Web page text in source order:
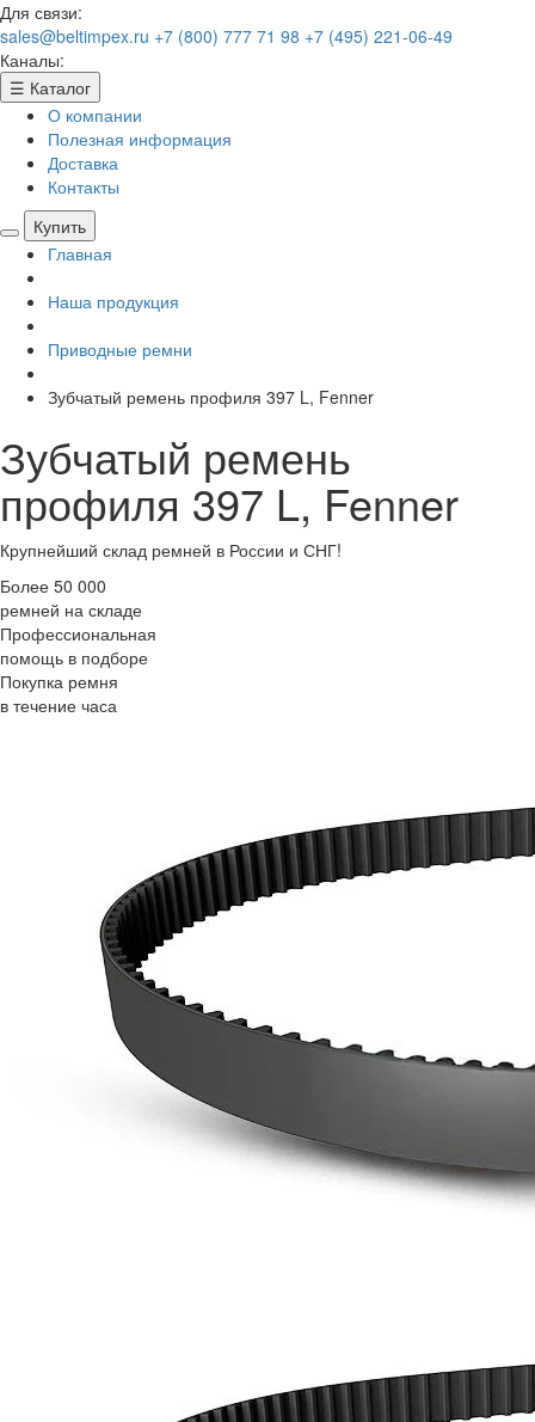
Для связи:
sales@beltimpex.ru +7 (800) 777 71 98 +7 (495) 221-06-49
Каналы:
☰ Каталог
О компании
Полезная информация
Доставка
Контакты
Купить
Главная
Наша продукция
Приводные ремни
Зубчатый ремень профиля 397 L, Fenner
Зубчатый ремень
профиля 397 L, Fenner
Крупнейший склад ремней в России и СНГ!
Более 50 000
ремней на складе
Профессиональная
помощь в подборе
Покупка ремня
в течение часа